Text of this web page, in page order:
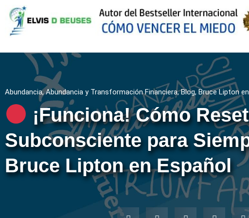
Abundancia,Abundancia y Transformación Financiera,Blog, Bruce Lipton
¡Funciona! Cómo
Subconsciente para
Bruce Lipton en Español